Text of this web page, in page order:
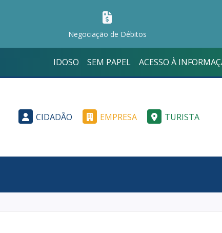
Negociação de Débitos
IDOSO SEM PAPEL ACESSO À
CIDADÃO EMPRESA TURISTA